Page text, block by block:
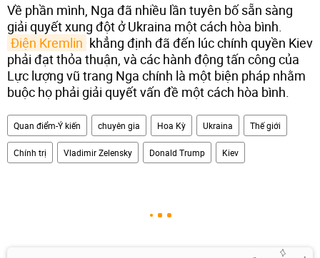
Về phần mình, Nga đã nhiều lần tuyên bố sẵn sàng
giải quyết xung đột ở Ukraina một cách hòa bình.
Điện Kremlin khẳng định đã đến lúc chính quyền Kiev
phải đạt thỏa thuận, và các hành động tấn công của
Lực lượng vũ trang Nga chính là một biện pháp nhằm
buộc họ phải giải quyết vấn đề một cách hòa bình.
Quan điểm-Ý kiến chuyên gia Hoa Kỳ Ukraina Thế giới
Chính trị Vladimir Zelensky Donald Trump Kiev